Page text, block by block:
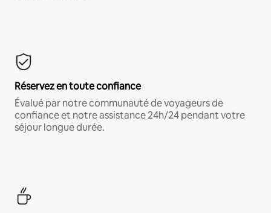
Réservez en toute confiance
Évalué par notre communauté de voyageurs de
confiance et notre assistance 24h/24 pendant votre
séjour longue durée.